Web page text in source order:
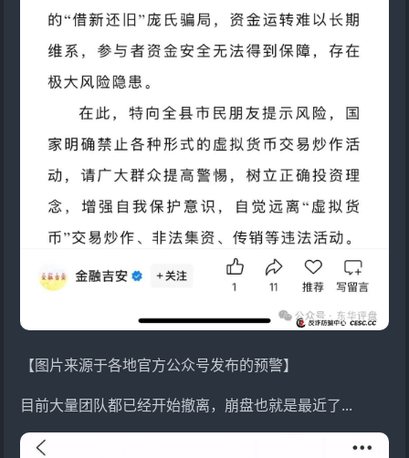
【图片来源于各地官方公众号发布的预警】
目前大量团队都已经开始撤离，崩盘也就是最近了...